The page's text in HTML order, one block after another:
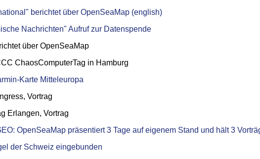
berichtet über OpenSeaMap (english)
Nachrichten" Aufruf zur Datenspende
über OpenSeaMap
ChaosComputerTag in Hamburg
Karte Mitteleuropa
Vortrag
Erlangen, Vortrag
OpenSeaMap präsentiert 3 Tage auf eigenem Stand und hält 3
der Schweiz eingebunden